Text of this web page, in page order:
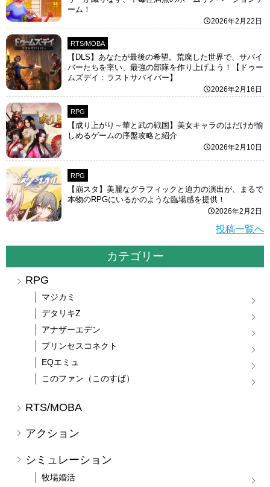
ーム！
2026年2月22日
RTS/MOBA
【DLS】あなたが最後の希望。荒廃した世界で、サバイ
バーたちを率い、最強の部隊を作り上げよう！【ドゥー
ムズデイ：ラストサバイバー】
2026年2月16日
RPG
【成り上がり～華と武の戦国】美女キャラのはだけが愉
しめるゲームの序盤攻略と紹介
2026年2月10日
RPG
【崩スタ】美麗なグラフィックと迫力の演出が、まるで
本物のRPGにいるかのような臨場感を提供！
2026年2月2日
投稿一覧へ
カテゴリー
RPG
マジカミ
デタリキZ
アナザーエデン
プリンセスコネクト
EQエミュ
このファン（このすば）
RTS/MOBA
アクション
シミュレーション
牧場婚活